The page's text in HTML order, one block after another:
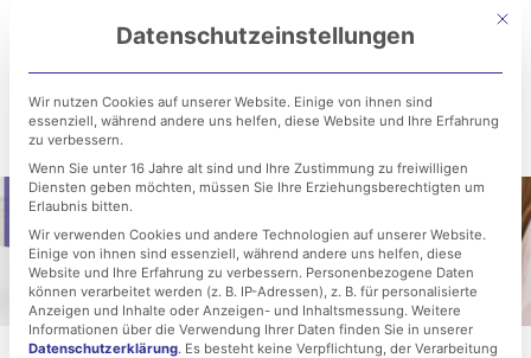
springen
Mit
Datenschutzeinstellungen
Wir nutzen Cookies auf unserer Website. Einige von ihnen sind
essenziell, während andere uns helfen, diese Website und Ihre Erfahrung
zu verbessern.
Wenn Sie unter 16 Jahre alt sind und Ihre Zustimmung zu freiwilligen
Diensten geben möchten, müssen Sie Ihre Erziehungsberechtigten um
Erlaubnis bitten.
Wir verwenden Cookies und andere Technologien auf unserer Website.
Einige von ihnen sind essenziell, während andere uns helfen, diese
Website und Ihre Erfahrung zu verbessern. Personenbezogene Daten
können verarbeitet werden (z. B. IP-Adressen), z. B. für personalisierte
Anzeigen und Inhalte oder Anzeigen- und Inhaltsmessung. Weitere
Informationen über die Verwendung Ihrer Daten finden Sie in unserer
Datenschutzerklärung. Es besteht keine Verpflichtung, der Verarbeitung